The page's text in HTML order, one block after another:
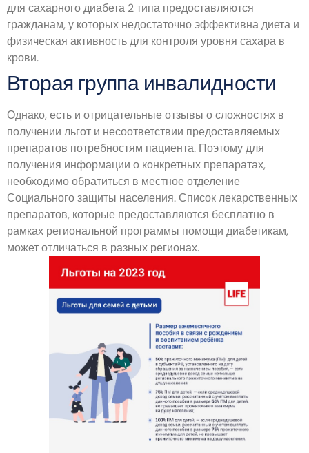
для сахарного диабета 2 типа предоставляются
гражданам, у которых недостаточно эффективна диета и
физическая активность для контроля уровня сахара в
крови.
Вторая группа инвалидности
Однако, есть и отрицательные отзывы о сложностях в
получении льгот и несоответствии предоставляемых
препаратов потребностям пациента. Поэтому для
получения информации о конкретных препаратах,
необходимо обратиться в местное отделение
Социального защиты населения. Список лекарственных
препаратов, которые предоставляются бесплатно в
рамках региональной программы помощи диабетикам,
может отличаться в разных регионах.